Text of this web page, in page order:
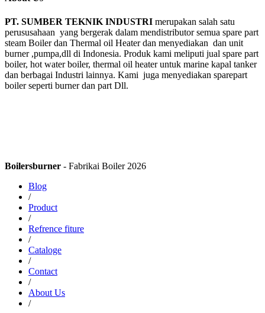
PT. SUMBER TEKNIK INDUSTRI merupakan salah satu
perususahaan yang bergerak dalam mendistributor semua spare part
steam Boiler dan Thermal oil Heater dan menyediakan dan unit
burner ,pumpa,dll di Indonesia. Produk kami meliputi jual spare part
boiler, hot water boiler, thermal oil heater untuk marine kapal tanker
dan berbagai Industri lainnya. Kami juga menyediakan sparepart
boiler seperti burner dan part Dll.
Boilersburner - Fabrikai Boiler 2026
Blog
/
Product
/
Refrence fiture
/
Cataloge
/
Contact
/
About Us
/